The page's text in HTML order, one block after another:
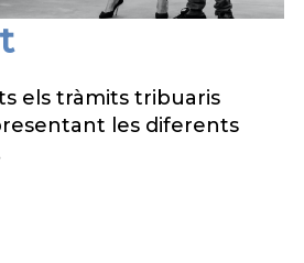
els tràmits tribuaris
les diferents